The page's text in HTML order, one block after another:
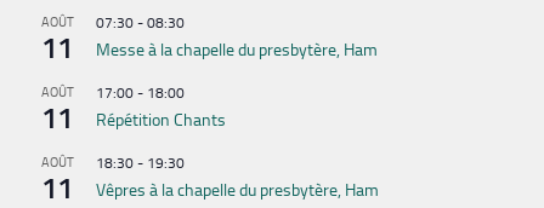
AOÛT
11
07:30 - 08:30
Messe à la chapelle du presbytère, Ham
AOÛT
11
17:00 - 18:00
Répétition Chants
AOÛT
11
18:30 - 19:30
Vêpres à la chapelle du presbytère, Ham